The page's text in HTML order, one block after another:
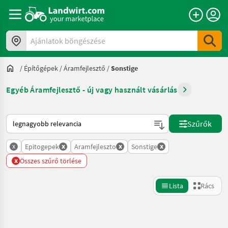
Ajánlatok böngészése
/ Építőgépek /Áramfejlesztő /Sonstige
Egyéb Áramfejlesztő - új vagy használt vásárlás
Így van sorba rendezve a Landwirt.com-on
Szűrők
x Epitogepek x Aramfejleszto x Sonstige x
x Összes szűrő törlése
Lista Rács